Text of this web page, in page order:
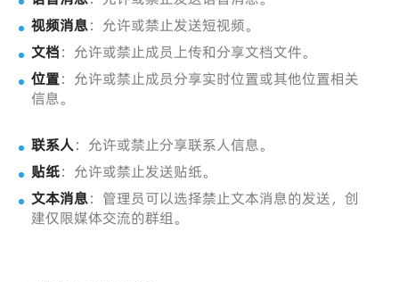
视频消息：允许或禁止发送短视频。
文档：允许或禁止成员上传和分享文档文件。
位置：允许或禁止成员分享实时位置或其他位置相关
信息。
联系人：允许或禁止分享联系人信息。
贴纸：允许或禁止发送贴纸。
文本消息：管理员可以选择禁止文本消息的发送，创
建仅限媒体交流的群组。